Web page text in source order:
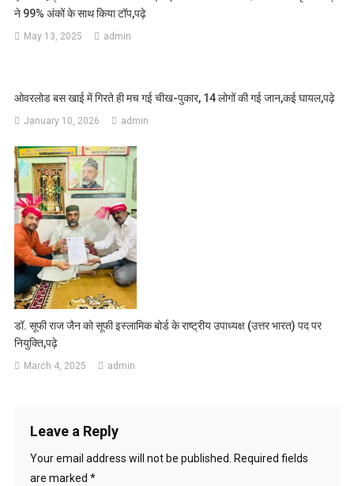
ने 99% अंकों के साथ किया टॉप,पढ़े
May 13, 2025 admin
ओवरलोड बस खाई में गिरते ही मच गई चीख-पुकार, 14 लोगों की गई जान,कई घायल,पढ़े
January 10, 2026 admin
डॉ. सूफी राज जैन को सूफी इस्लामिक बोर्ड के राष्ट्रीय उपाध्यक्ष (उत्तर भारत) पद पर
नियुक्ति,पढ़े
March 4, 2025 admin
Leave a Reply
Your email address will not be published. Required fields
are marked *